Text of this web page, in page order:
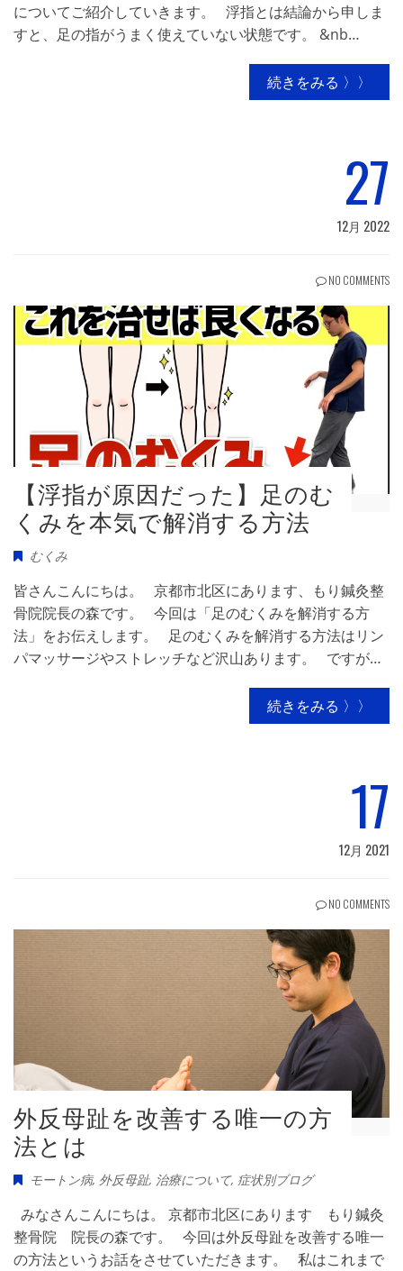
についてご紹介していきます。 浮指とは結論から申しま
すと、足の指がうまく使えていない状態です。 &nb…
続きをみる 〉〉
27
12月 2022
NO COMMENTS
【浮指が原因だった】足のむ
くみを本気で解消する方法
むくみ
皆さんこんにちは。 京都市北区にあります、もり鍼灸整
骨院院長の森です。 今回は「足のむくみを解消する方
法」をお伝えします。 足のむくみを解消する方法はリン
パマッサージやストレッチなど沢山あります。 ですが…
続きをみる 〉〉
17
12月 2021
NO COMMENTS
外反母趾を改善する唯一の方
法とは
モートン病, 外反母趾, 治療について, 症状別ブログ
みなさんこんにちは。 京都市北区にあります もり鍼灸
整骨院 院長の森です。 今回は外反母趾を改善する唯一
の方法というお話をさせていただきます。 私はこれまで